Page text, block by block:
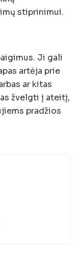
stiprinimui.
Ji gali
artėja prie
ar kitas
žvelgti į ateitį,
pradžios